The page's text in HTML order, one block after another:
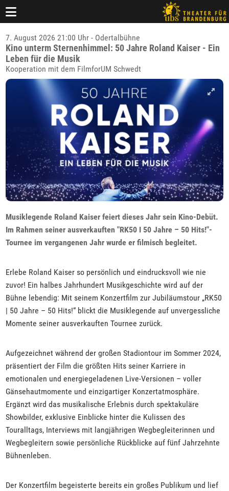
7. August 2026 21:00 Uhr - Odertalbühne
Kino unterm Sternenhimmel: 50 Jahre Roland Kaiser - Ein
Leben für die Musik
Kooperation mit dem FilmforUM Schwedt
Musiklegende Roland Kaiser feiert dieses Jahr sein Kino-Debüt.
Im Rahmen seiner ausverkauften "RK50 I 50 Jahre – 50 Hits!"-
Tournee im vergangenen Jahr wurde er filmisch begleitet.
Erlebe Roland Kaiser so persönlich und eindrucksvoll wie nie
zuvor! Ein halbes Jahrhundert Musikgeschichte wird auf der
Bühne lebendig: Mit seinem Konzertfilm zur Jubiläumstour „RK50
| 50 Jahre – 50 Hits!“ blickt die Musiklegende auf unvergessliche
Momente seiner ausverkauften Tournee zurück.
Aufgezeichnet während der großen Stadiontour im Sommer 2024,
präsentiert der Film die größten Hits seiner Karriere in
emotionalen und energiegeladenen Live-Versionen – voller
Gänsehautmomente und einzigartiger Konzertatmosphäre.
Ergänzt wird das musikalische Erlebnis durch spektakuläre
Showbilder, exklusive Einblicke hinter die Kulissen des
Touralltags, Interviews mit langjährigen Wegbegleiterinnen und
Wegbegleitern sowie persönliche Rückblicke auf fünf Jahrzehnte
Bühnenleben.
Der Konzertfilm begeisterte bereits ein großes Publikum und lief